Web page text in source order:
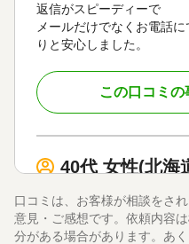
返信がスピーディーで
メールだけでなくお電話
りと安心しました。
この口コミの
40代 女性(北海
ご利用事務所名 法務テー
話しやすさ 5 説明のわか
価格の妥当性 5
口コミは、お客様が相談をさ
意見・ご感想です。依頼内容
分がある場合があります。あ